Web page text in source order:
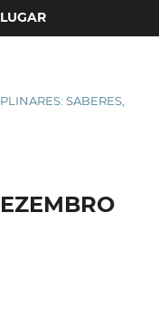
SABERES,